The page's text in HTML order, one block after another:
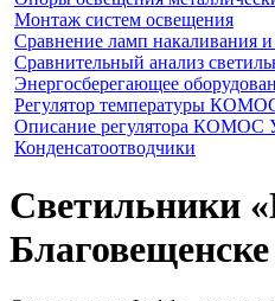
Монтаж систем освещения
Сравнение ламп накаливания
Сравнительный анализ
Энергосберегающее
Регулятор температуры
Описание регулятора КОМОС
Конденсатоотводчики
Светильники
Благовещенске